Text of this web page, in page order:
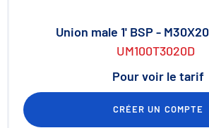
Union male 1' BSP -
UM100T3020D
Pour voir le tarif
CRÉER UN COMPTE